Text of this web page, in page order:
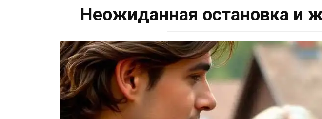
Неожиданная остановка и